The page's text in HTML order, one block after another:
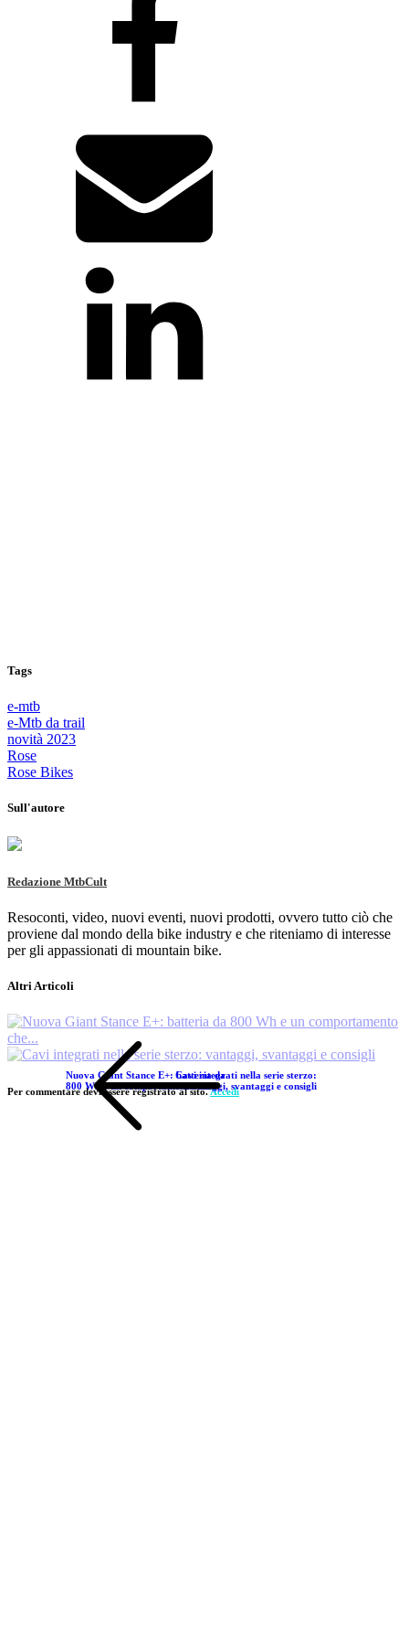
Tags
e-mtb
e-Mtb da trail
novità 2023
Rose
Rose Bikes
Sull'autore
Redazione MtbCult
Resoconti, video, nuovi eventi, nuovi prodotti, ovvero tutto ciò che
proviene dal mondo della bike industry e che riteniamo di interesse
per gli appassionati di mountain bike.
Altri Articoli
Nuova Giant Stance E+: batteria da
800 Wh e un comportamento che...
Cavi integrati nella serie sterzo:
vantaggi, svantaggi e consigli
Per commentare devi essere registrato al sito.Accedi